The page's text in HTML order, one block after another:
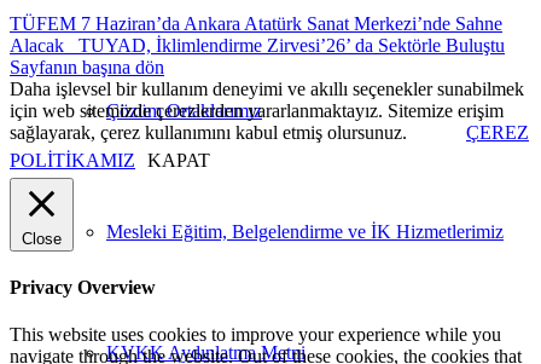
Çözüm Ortaklarımız
Mesleki Eğitim, Belgelendirme ve İK Hizmetlerimiz
KVKK Aydınlatma Metni
TÜFEM 7 Haziran’da Ankara Atatürk Sanat Merkezi’nde Sahne
Alacak
TUYAD, İklimlendirme Zirvesi’26’ da Sektörle Buluştu
Sayfanın başına dön
Daha işlevsel bir kullanım deneyimi ve akıllı seçenekler sunabilmek
için web sitemizde çerezlerden yararlanmaktayız. Sitemize erişim
sağlayarak, çerez kullanımını kabul etmiş olursunuz.
ÇEREZ
POLİTİKAMIZ
KAPAT
Close
Privacy Overview
This website uses cookies to improve your experience while you
navigate through the website. Out of these cookies, the cookies that